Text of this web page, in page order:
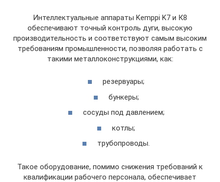
Интеллектуальные аппараты Kemppi K7 и К8
обеспечивают точный контроль дуги, высокую
производительность и соответствуют самым высоким
требованиям промышленности, позволяя работать с
такими металлоконструкциями, как:
резервуары;
бункеры;
сосуды под давлением;
котлы;
трубопроводы.
Такое оборудование, помимо снижения требований к
квалификации рабочего персонала, обеспечивает